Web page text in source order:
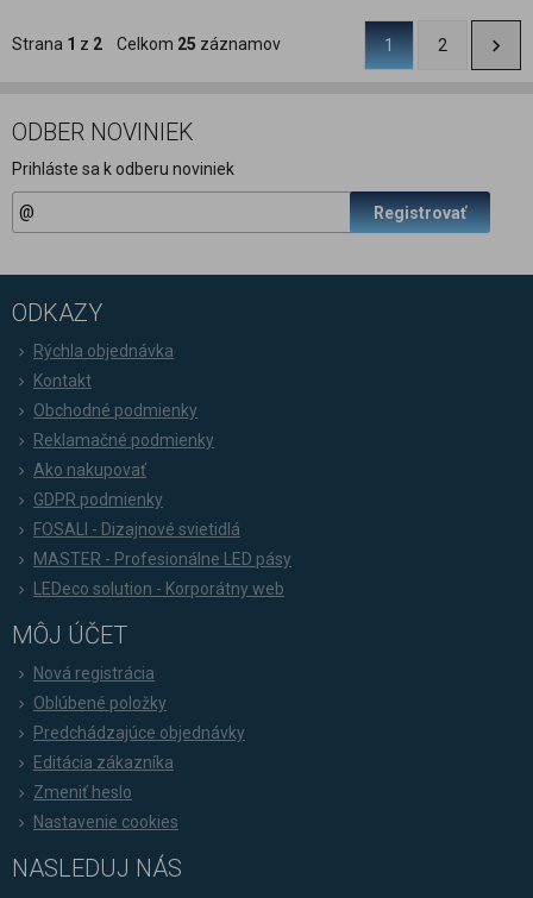
Strana 1 z 2 Celkom 25 záznamov 1 2
ODBER NOVINIEK
Prihláste sa k odberu noviniek
Registrovať
ODKAZY
Rýchla objednávka
Kontakt
Obchodné podmienky
Reklamačné podmienky
Ako nakupovať
GDPR podmienky
FOSALI - Dizajnové svietidlá
MASTER - Profesionálne LED pásy
LEDeco solution - Korporátny web
MÔJ ÚČET
Nová registrácia
Oblúbené položky
Predchádzajúce objednávky
Editácia zákazníka
Zmeniť heslo
Nastavenie cookies
NASLEDUJ NÁS